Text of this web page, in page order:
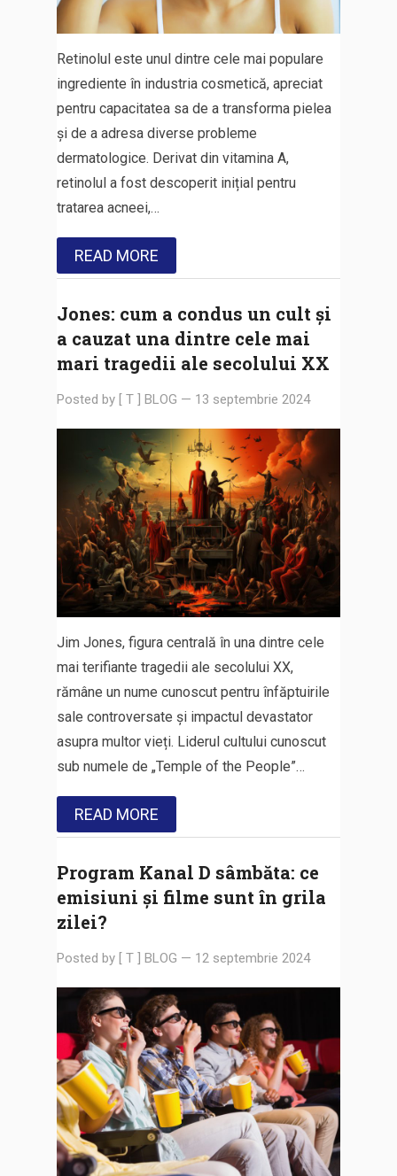
Retinolul este unul dintre cele mai populare
ingrediente în industria cosmetică, apreciat
pentru capacitatea sa de a transforma pielea
și de a adresa diverse probleme
dermatologice. Derivat din vitamina A,
retinolul a fost descoperit inițial pentru
tratarea acneei,…
READ MORE
Jones: cum a condus un cult și
a cauzat una dintre cele mai
mari tragedii ale secolului XX
Posted by [ T ] BLOG — 13 septembrie 2024
Jim Jones, figura centrală în una dintre cele
mai terifiante tragedii ale secolului XX,
rămâne un nume cunoscut pentru înfăptuirile
sale controversate și impactul devastator
asupra multor vieți. Liderul cultului cunoscut
sub numele de „Temple of the People”…
READ MORE
Program Kanal D sâmbăta: ce
emisiuni și filme sunt în grila
zilei?
Posted by [ T ] BLOG — 12 septembrie 2024